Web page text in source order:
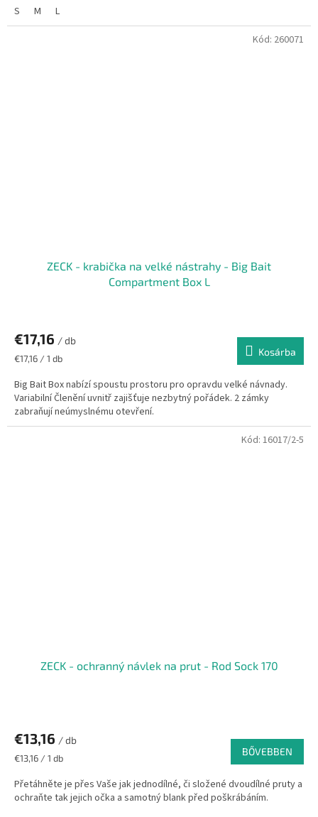
S
M L
ZECK - krabička na velké nástrahy - Big Bait
Compartment Box L
€17,16 / db
Egységár:
€17,16 / 1 db
Kosárba
Big Bait Box nabízí spoustu prostoru pro opravdu velké návnady.
Variabilní Členění uvnitř zajišťuje nezbytný pořádek. 2 zámky
zabraňují neúmyslnému otevření.
Kód: 260071
ZECK - ochranný návlek na prut - Rod Sock 170
€13,16 / db
Egységár:
€13,16 / 1 db
BŐVEBBEN
Přetáhněte je přes Vaše jak jednodílné, či složené dvoudílné pruty a
ochraňte tak jejich očka a samotný blank před poškrábáním.
Kód: 16017/2-5